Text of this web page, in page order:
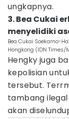
ungkapnya.
3. Bea Cukai
menyelidiki
Bea Cukai Soekarno-
Hongkong (IDN
Hengky juga
kepolisian
tersebut.
tambang
akan